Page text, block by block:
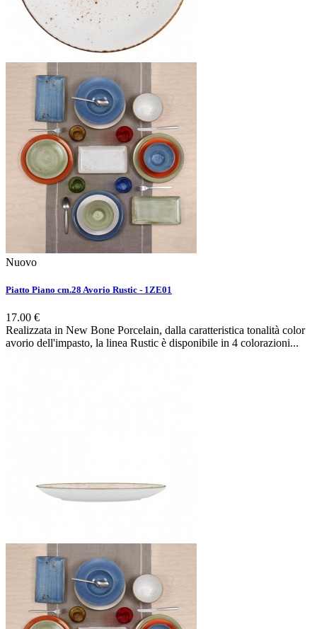
Nuovo
Piatto Piano cm.28 Avorio Rustic - 1ZE01
17.00 €
Realizzata in New Bone Porcelain, dalla caratteristica tonalità color
avorio dell'impasto, la linea Rustic è disponibile in 4 colorazioni...